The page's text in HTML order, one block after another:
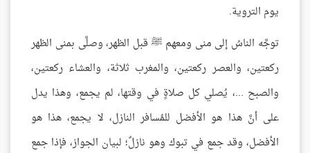
يوم التروية.
توجَّه الناسُ إلى منى ومعهم ﷺ قبل الظهر، وصلَّى بمنى الظهر
ركعتين، والعصر ركعتين، والمغرب ثلاثة، والعشاء ركعتين،
والصبح ...، يُصلي كل صلاةٍ في وقتها، لم يجمع، وهذا يدل
على أنَّ هذا هو الأفضل للمُسافر النازل، لا يجمع، هذا هو
الأفضل، وقد جمع في تبوك وهو نازلٌ؛ لبيان الجواز، فإذا جمع